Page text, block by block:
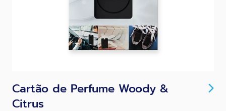
Cartão de Perfume Woody &
Citrus